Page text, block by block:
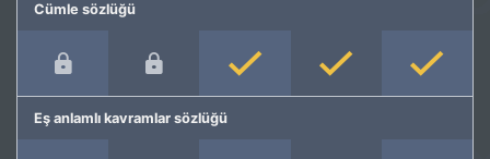
Cümle sözlüğü
Eş anlamlı kavramlar sözlüğü